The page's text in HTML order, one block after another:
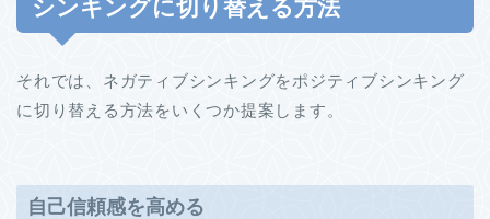
シンキングに切り替える方法
それでは、ネガティブシンキングをポジティブシンキング
に切り替える方法をいくつか提案します。
自己信頼感を高める